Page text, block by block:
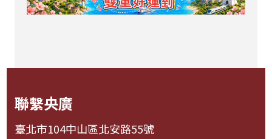
聯繫央廣
臺北市104中山區北安路55號